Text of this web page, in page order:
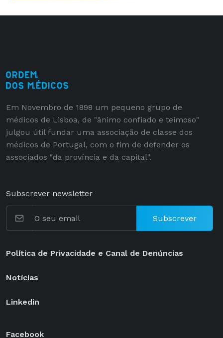
Em Novembro de 1898 um pequeno grupo de
médicos de Lisboa, de "ânimo confiado e teimoso"
julgou útil fundar uma associação de classe dos
médicos de Portugal, com o fim de defender os
associados "da província e da capital".
Subscrever newsletter
Subscrever
Política de Privacidade e Canal de Denúncias
Notícias
Linkedin
Facebook